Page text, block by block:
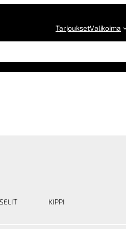
TarjouksetValikoima
KIPPI